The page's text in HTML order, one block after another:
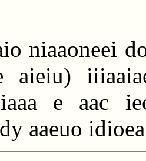
niaaoneei
aieiu)
e aac
aaeuo